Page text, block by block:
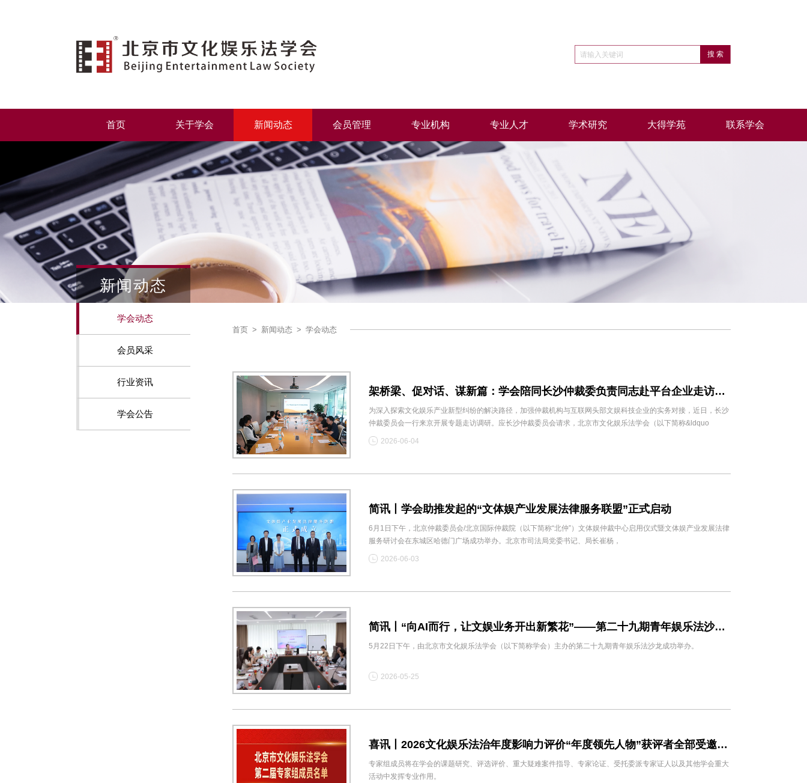
首页 关于学会 新闻动态 会员管理 专业机构 专业人才 学术研究 大得学苑 联系学会
新闻动态
学会动态
会员风采
行业资讯
学会公告
首页 > 新闻动态 > 学会动态